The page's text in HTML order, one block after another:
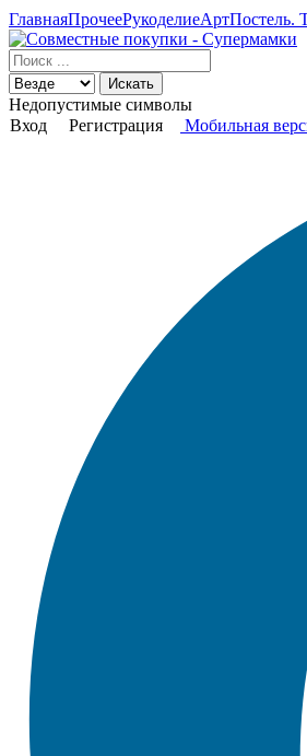
ГлавнаяПрочееРукоделиеАртПостель.
Искать
Недопустимые символы
Вход
Регистрация Мобильная